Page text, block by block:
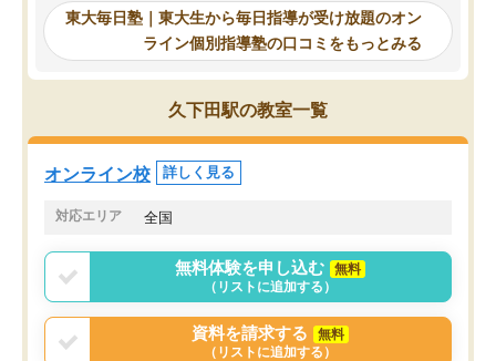
東大毎日塾にたどり着きました。学習
の長期計画や日々の勉強のやり方につ
いて客観的なアドバイスをいただけた
ので、自信をもって受験勉強を進める
ことができました。自分のように勉強
のやり方や進捗管理で苦労している方
には特におすすめしたい塾です。
東大毎日塾｜東大生から毎日指導が受け放題のオン
ライン個別指導塾の口コミをもっとみる
久下田駅の教室一覧
オンライン校 詳しく見る
対応エリア 全国
無料体験を申し込む
無料
（リストに追加する）
資料を請求する
無料
（リストに追加する）